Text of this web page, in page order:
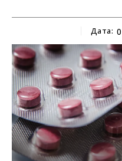
Дата: